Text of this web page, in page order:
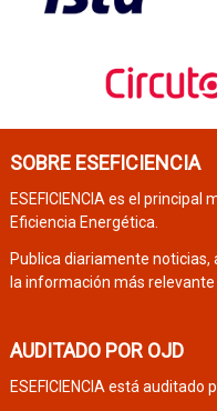
SOBRE ESEFICIENCIA
ESEFICIENCIA es el
Eficiencia Energética.
Publica diariamente noticias,
la información más
AUDITADO POR OJD
ESEFICIENCIA está auditado